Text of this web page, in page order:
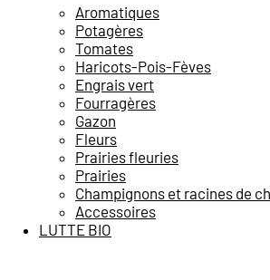
Aromatiques
Potagères
Tomates
Haricots-Pois-Fèves
Engrais vert
Fourragères
Gazon
Fleurs
Prairies fleuries
Prairies
Champignons et racines de
Accessoires
LUTTE BIO